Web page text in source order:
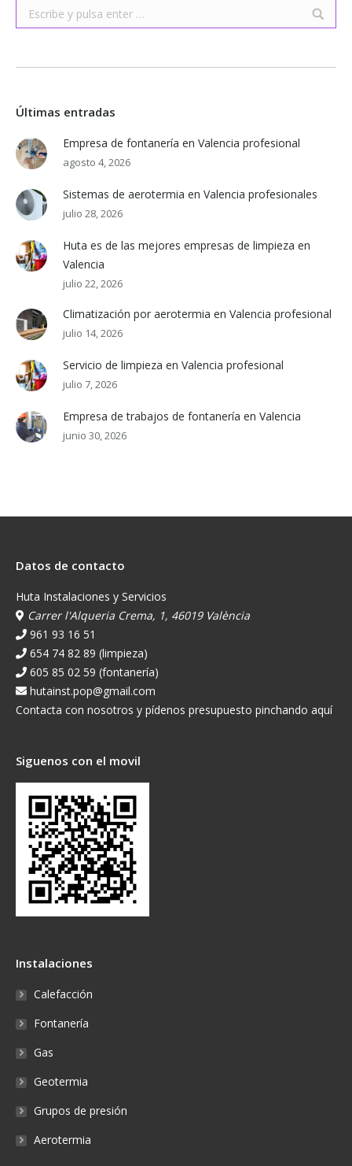
Buscar:
Últimas entradas
Empresa de fontanería en Valencia profesional
agosto 4, 2026
Sistemas de aerotermia en Valencia profesionales
julio 28, 2026
Huta es de las mejores empresas de limpieza en
Valencia
julio 22, 2026
Climatización por aerotermia en Valencia profesional
julio 14, 2026
Servicio de limpieza en Valencia profesional
julio 7, 2026
Empresa de trabajos de fontanería en Valencia
junio 30, 2026
Datos de contacto
Huta Instalaciones y Servicios
Carrer l'Alqueria Crema, 1, 46019 València
961 93 16 51
654 74 82 89 (limpieza)
605 85 02 59 (fontanería)
hutainst.pop@gmail.com
Contacta con nosotros y pídenos presupuesto pinchando aquí
Siguenos con el movil
Instalaciones
Calefacción
Fontanería
Gas
Geotermia
Grupos de presión
Aerotermia